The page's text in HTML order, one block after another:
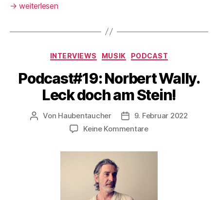
→ weiterlesen
Kategorien
INTERVIEWS MUSIK PODCAST
Podcast#19: Norbert Wally.
Leck doch am Stein!
Beitragsautor
Von Haubentaucher Veröffentlichungsdatum
9. Februar 2022
Keine Kommentarezu
Norbert